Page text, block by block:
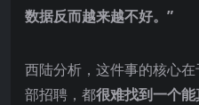
数据反而越来越不好。”
西陆分析，这件事的核心
部招聘，都很难找到一个